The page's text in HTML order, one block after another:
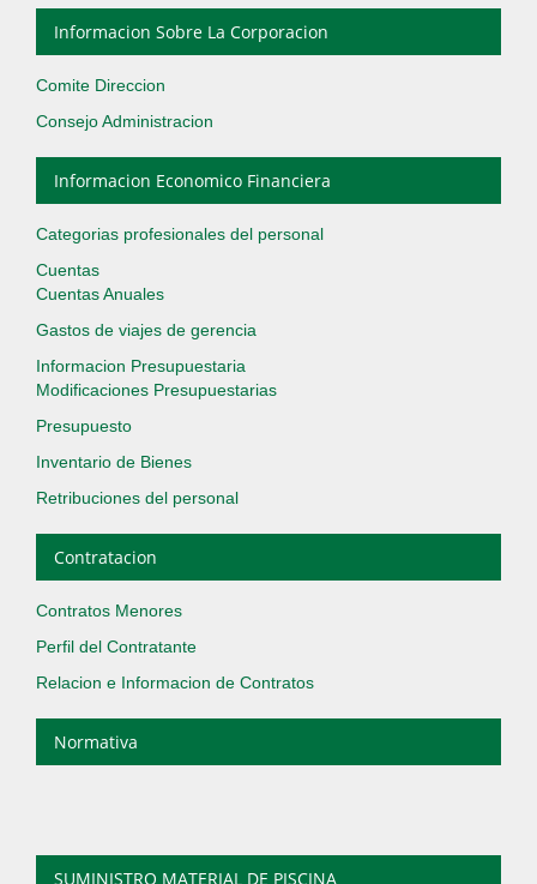
Informacion Sobre La Corporacion
Comite Direccion
Consejo Administracion
Informacion Economico Financiera
Categorias profesionales del personal
Cuentas
Cuentas Anuales
Gastos de viajes de gerencia
Informacion Presupuestaria
Modificaciones Presupuestarias
Presupuesto
Inventario de Bienes
Retribuciones del personal
Contratacion
Contratos Menores
Perfil del Contratante
Relacion e Informacion de Contratos
Normativa
SUMINISTRO MATERIAL DE PISCINA